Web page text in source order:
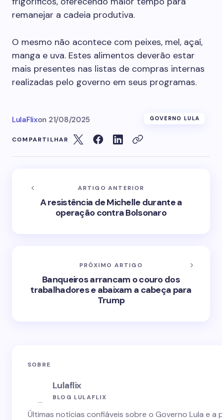
remanejar a cadeia produtiva.
O mesmo não acontece com peixes, mel, açaí,
manga e uva. Estes alimentos deverão estar
mais presentes nas listas de compras internas
realizadas pelo governo em seus programas.
LulaFlixon 21/08/2025 GOVERNO LULA
COMPARTILHAR
ARTIGO ANTERIOR
A resistência de Michelle durante a
operação contra Bolsonaro
PRÓXIMO ARTIGO
Banqueiros arrancam o couro dos
trabalhadores e abaixam a cabeça para
Trump
SOBRE
Lulaflix
BLOG LULAFLIX
Últimas notícias confiáveis sobre o Governo Lula e